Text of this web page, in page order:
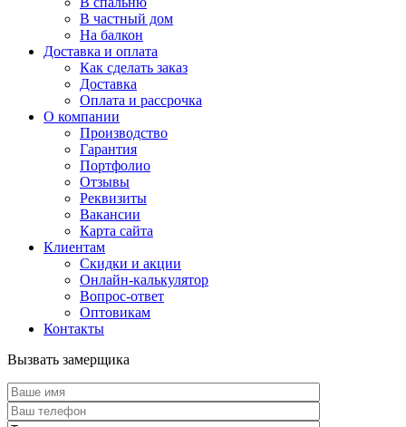
В частный дом
На балкон
Доставка и оплата
Как сделать заказ
Доставка
Оплата и рассрочка
О компании
Производство
Гарантия
Портфолио
Отзывы
Реквизиты
Вакансии
Карта сайта
Клиентам
Скидки и акции
Онлайн-калькулятор
Вопрос-ответ
Оптовикам
Контакты
Вызвать замерщика